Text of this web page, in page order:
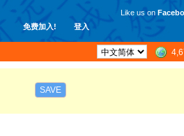
免费加入! 登入
Like us on
SAVE